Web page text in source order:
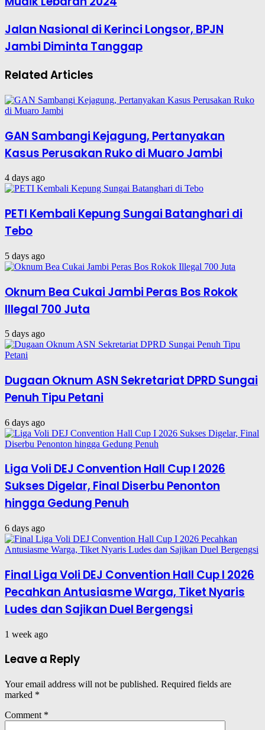
Jalan Nasional di Kerinci Longsor, BPJN
Jambi Diminta Tanggap
Related Articles
GAN Sambangi Kejagung, Pertanyakan
Kasus Perusakan Ruko di Muaro Jambi
4 days ago
PETI Kembali Kepung Sungai Batanghari di
Tebo
5 days ago
Oknum Bea Cukai Jambi Peras Bos Rokok
Illegal 700 Juta
5 days ago
Dugaan Oknum ASN Sekretariat DPRD Sungai
Penuh Tipu Petani
6 days ago
Liga Voli DEJ Convention Hall Cup I 2026
Sukses Digelar, Final Diserbu Penonton
hingga Gedung Penuh
6 days ago
Final Liga Voli DEJ Convention Hall Cup I 2026
Pecahkan Antusiasme Warga, Tiket Nyaris
Ludes dan Sajikan Duel Bergengsi
1 week ago
Leave a Reply
Your email address will not be published. Required fields are
marked *
Comment *